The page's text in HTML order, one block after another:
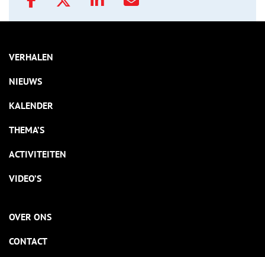
VERHALEN
NIEUWS
KALENDER
THEMA’S
ACTIVITEITEN
VIDEO’S
OVER ONS
CONTACT